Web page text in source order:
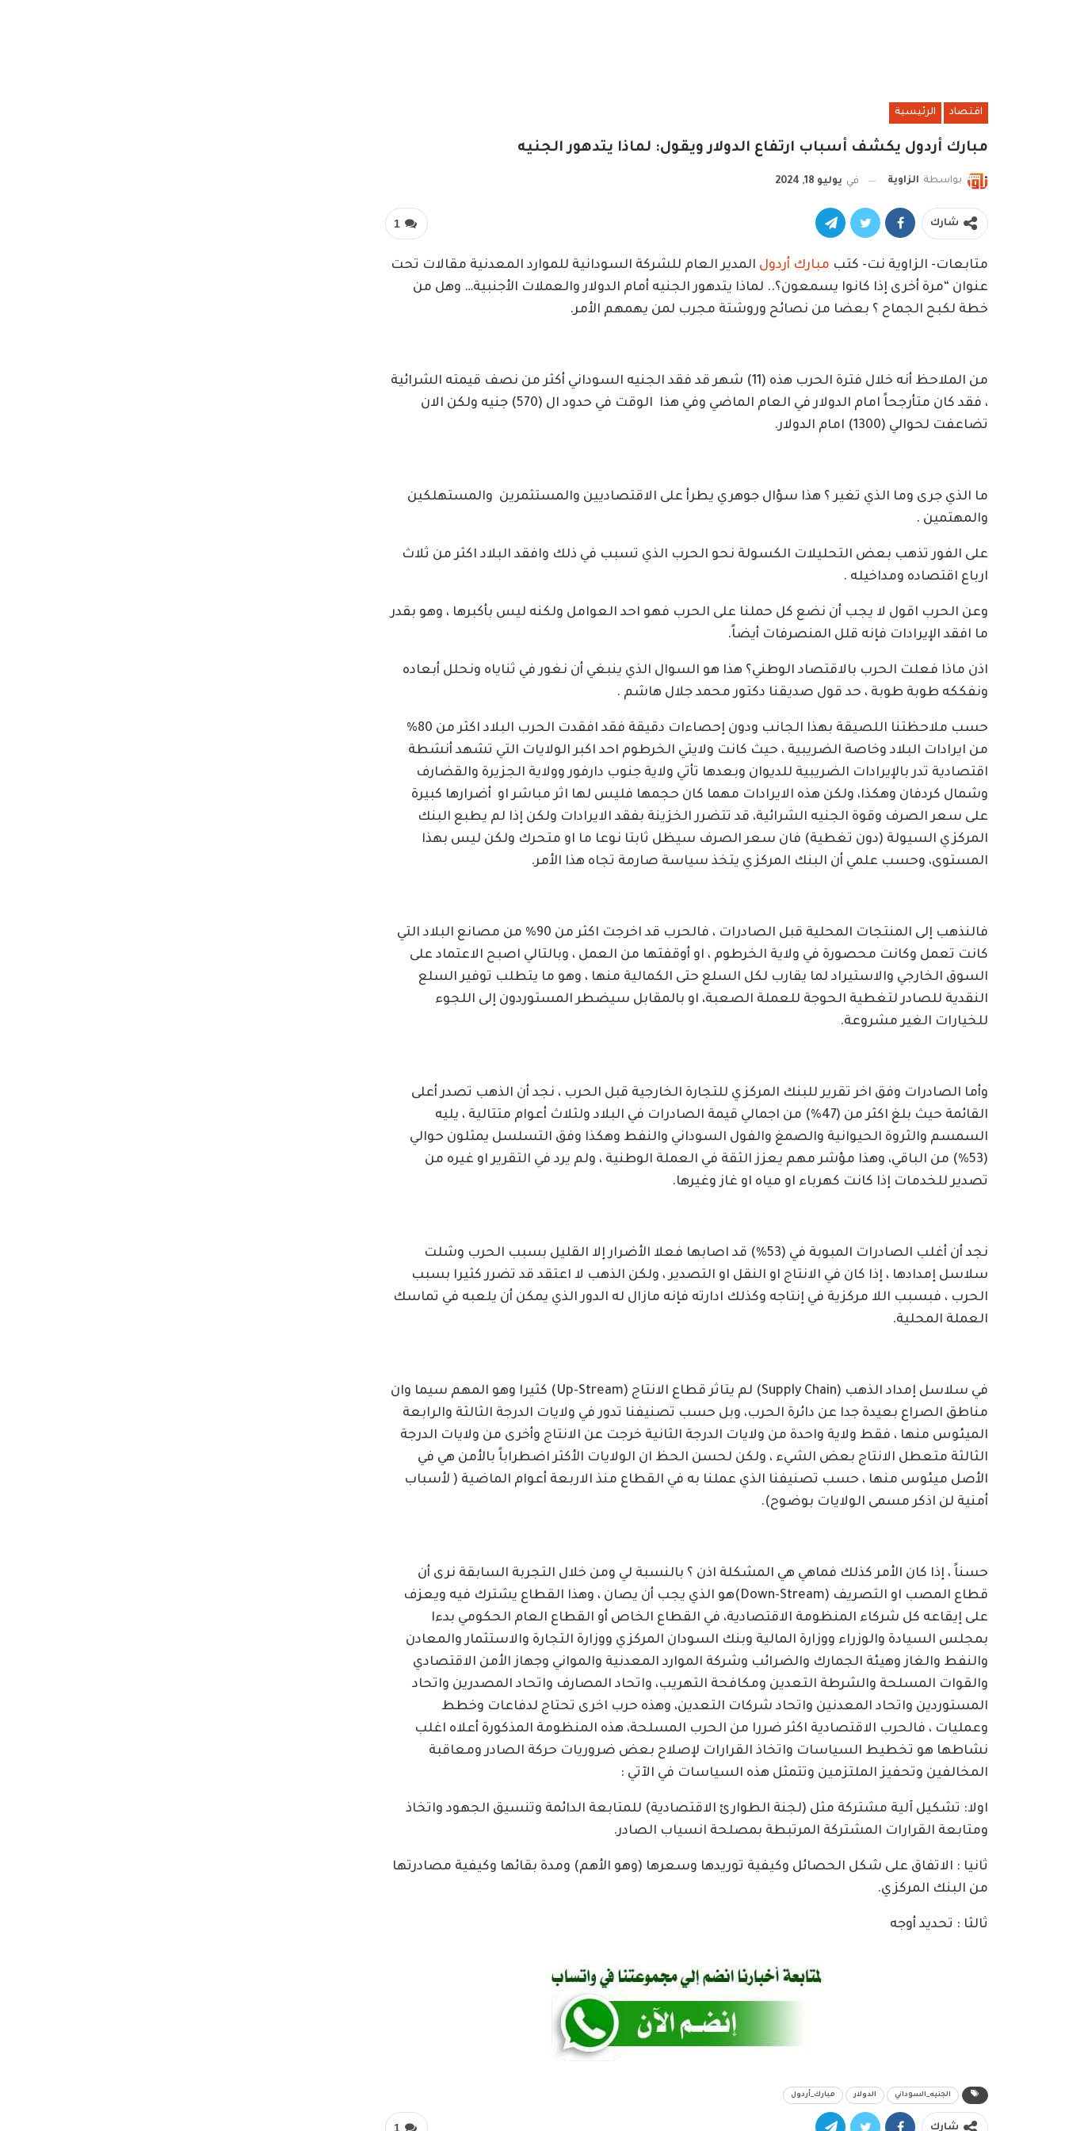
اقتصاد الرئيسية
مبارك أردول يكشف أسباب ارتفاع الدولار ويقول: لماذا يتدهور الجنيه
بواسطة الزاوية في يوليو 18, 2024
1 شارك
متابعات- الزاوية نت- كتب مبارك أردول المدير العام للشركة السودانية للموارد المعدنية مقالات تحت
عنوان “مرة أخرى إذا كانوا يسمعون؟.. لماذا يتدهور الجنيه أمام الدولار والعملات الأجنبية… وهل من
خطة لكبح الجماح ؟ بعضا من نصائح وروشتة مجرب لمن يهمهم الأمر.
من الملاحظ أنه خلال فترة الحرب هذه (11) شهر قد فقد الجنيه السوداني أكثر من نصف قيمته الشرائية
، فقد كان متأرجحاً امام الدولار في العام الماضي وفي هذا الوقت في حدود ال (570) جنيه ولكن الان
تضاعفت لحوالي (1300) امام الدولار.
ما الذي جرى وما الذي تغير ؟ هذا سؤال جوهري يطرأ على الاقتصاديين والمستثمرين والمستهلكين
والمهتمين .
على الفور تذهب بعض التحليلات الكسولة نحو الحرب الذي تسبب في ذلك وافقد البلاد اكثر من ثلاث
ارباع اقتصاده ومداخيله .
وعن الحرب اقول لا يجب أن نضع كل حملنا على الحرب فهو احد العوامل ولكنه ليس بأكبرها ، وهو بقدر
ما افقد الإيرادات فإنه قلل المنصرفات أيضاً.
اذن ماذا فعلت الحرب بالاقتصاد الوطني؟ هذا هو السوال الذي ينبغي أن نغور في ثناياه ونحلل أبعاده
ونفككه طوبة طوبة ، حد قول صديقنا دكتور محمد جلال هاشم .
حسب ملاحظتنا اللصيقة بهذا الجانب ودون إحصاءات دقيقة فقد افقدت الحرب البلاد اكثر من 80%
من ايرادات البلاد وخاصة الضريبية ، حيث كانت ولايتي الخرطوم احد اكبر الولايات التي تشهد أنشطة
اقتصادية تدر بالإيرادات الضريبية للديوان وبعدها تأتي ولاية جنوب دارفور وولاية الجزيرة والقضارف
وشمال كردفان وهكذا، ولكن هذه الايرادات مهما كان حجمها فليس لها اثر مباشر او أضرارها كبيرة
على سعر الصرف وقوة الجنيه الشرائية، قد تتضرر الخزينة بفقد الايرادات ولكن إذا لم يطبع البنك
المركزي السيولة (دون تغطية) فان سعر الصرف سيظل ثابتا نوعا ما او متحرك ولكن ليس بهذا
المستوى، وحسب علمي أن البنك المركزي يتخذ سياسة صارمة تجاه هذا الأمر.
فالنذهب إلى المنتجات المحلية قبل الصادرات ، فالحرب قد اخرجت اكثر من 90% من مصانع البلاد التي
كانت تعمل وكانت محصورة في ولاية الخرطوم ، او أوقفتها من العمل ، وبالتالي اصبح الاعتماد على
السوق الخارجي والاستيراد لما يقارب لكل السلع حتى الكمالية منها ، وهو ما يتطلب توفير السلع
النقدية للصادر لتغطية الحوجة للعملة الصعبة، او بالمقابل سيضطر المستوردون إلى اللجوء
للخيارات الغير مشروعة.
وأما الصادرات وفق اخر تقرير للبنك المركزي للتجارة الخارجية قبل الحرب ، نجد أن الذهب تصدر أعلى
القائمة حيث بلغ اكثر من (47%) من اجمالي قيمة الصادرات في البلاد ولثلاث أعوام متتالية ، يليه
السمسم والثروة الحيوانية والصمغ والفول السوداني والنفط وهكذا وفق التسلسل يمثلون حوالي
(53%) من الباقي، وهذا مؤشر مهم يعزز الثقة في العملة الوطنية ، ولم يرد في التقرير او غيره من
تصدير للخدمات إذا كانت كهرباء او مياه او غاز وغيرها.
نجد أن أغلب الصادرات المبوبة في (53%) قد اصابها فعلا الأضرار إلا القليل بسبب الحرب وشلت
سلاسل إمدادها ، إذا كان في الانتاج او النقل او التصدير ، ولكن الذهب لا اعتقد قد تضرر كثيرا بسبب
الحرب ، فبسبب اللا مركزية في إنتاجه وكذلك ادارته فإنه مازال له الدور الذي يمكن أن يلعبه في تماسك
العملة المحلية.
في سلاسل إمداد الذهب (Supply Chain) لم يتاثر قطاع الانتاج (Up-Stream) كثيرا وهو المهم سيما وان
مناطق الصراع بعيدة جدا عن دائرة الحرب، وبل حسب تصنيفنا تدور في ولايات الدرجة الثالثة والرابعة
الميئوس منها ، فقط ولاية واحدة من ولايات الدرجة الثانية خرجت عن الانتاج وأخرى من ولايات الدرجة
الثالثة متعطل الانتاج بعض الشيء ، ولكن لحسن الحظ ان الولايات الأكثر اضطراباً بالأمن هي في
الأصل ميئوس منها ، حسب تصنيفنا الذي عملنا به في القطاع منذ الاربعة أعوام الماضية ( لأسباب
أمنية لن اذكر مسمى الولايات بوضوح).
حسناً ، إذا كان الأمر كذلك فماهي هي المشكلة اذن ؟ بالنسبة لي ومن خلال التجربة السابقة نرى أن
قطاع المصب او التصريف (Down-Stream)هو الذي يجب أن يصان ، وهذا القطاع يشترك فيه ويعزف
على إيقاعه كل شركاء المنظومة الاقتصادية، في القطاع الخاص أو القطاع العام الحكومي بدءا
بمجلس السيادة والوزراء ووزارة المالية وبنك السودان المركزي ووزارة التجارة والاستثمار والمعادن
والنفط والغاز وهيئة الجمارك والضرائب وشركة الموارد المعدنية والمواني وجهاز الأمن الاقتصادي
والقوات المسلحة والشرطة التعدين ومكافحة التهريب، واتحاد المصارف واتحاد المصدرين واتحاد
المستوردين واتحاد المعدنين واتحاد شركات التعدين، وهذه حرب اخرى تحتاج لدفاعات وخطط
وعمليات ، فالحرب الاقتصادية اكثر ضررا من الحرب المسلحة، هذه المنظومة المذكورة أعلاه اغلب
نشاطها هو تخطيط السياسات واتخاذ القرارات لإصلاح بعض ضروريات حركة الصادر ومعاقبة
المخالفين وتحفيز الملتزمين وتتمثل هذه السياسات في الآتي :
اولا: تشكيل آلية مشتركة مثل (لجنة الطوارئ الاقتصادية) للمتابعة الدائمة وتنسيق الجهود واتخاذ
ومتابعة القرارات المشتركة المرتبطة بمصلحة انسياب الصادر.
ثانيا : الاتفاق على شكل الحصائل وكيفية توريدها وسعرها (وهو الأهم) ومدة بقائها وكيفية مصادرتها
من البنك المركزي.
ثالثا : تحديد أوجه
الجنيه_السوداني الدولار مبارك_أردول
1 شارك